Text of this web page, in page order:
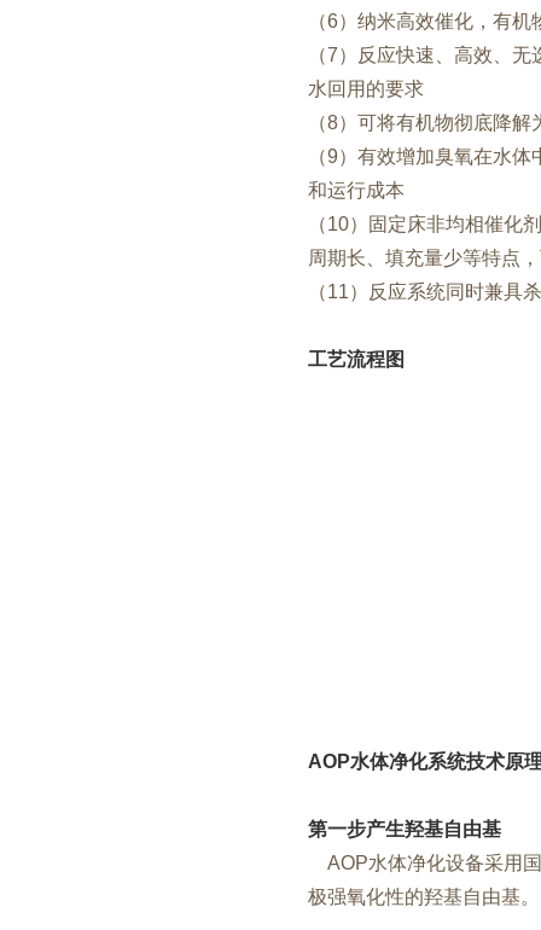
（6）纳米高效催化，有
（7）反应快速、高效、
水回用的要求
（8）可将有机物彻底降
（9）有效增加臭氧在水
和运行成本
（10）固定床非均相催化
周期长、填充量少等特点
（11）反应系统同时兼具
工艺流程图
AOP水体净化系统技术原
第一步产生羟基自由基
AOP水体净化设备采用
极强氧化性的羟基自由基。